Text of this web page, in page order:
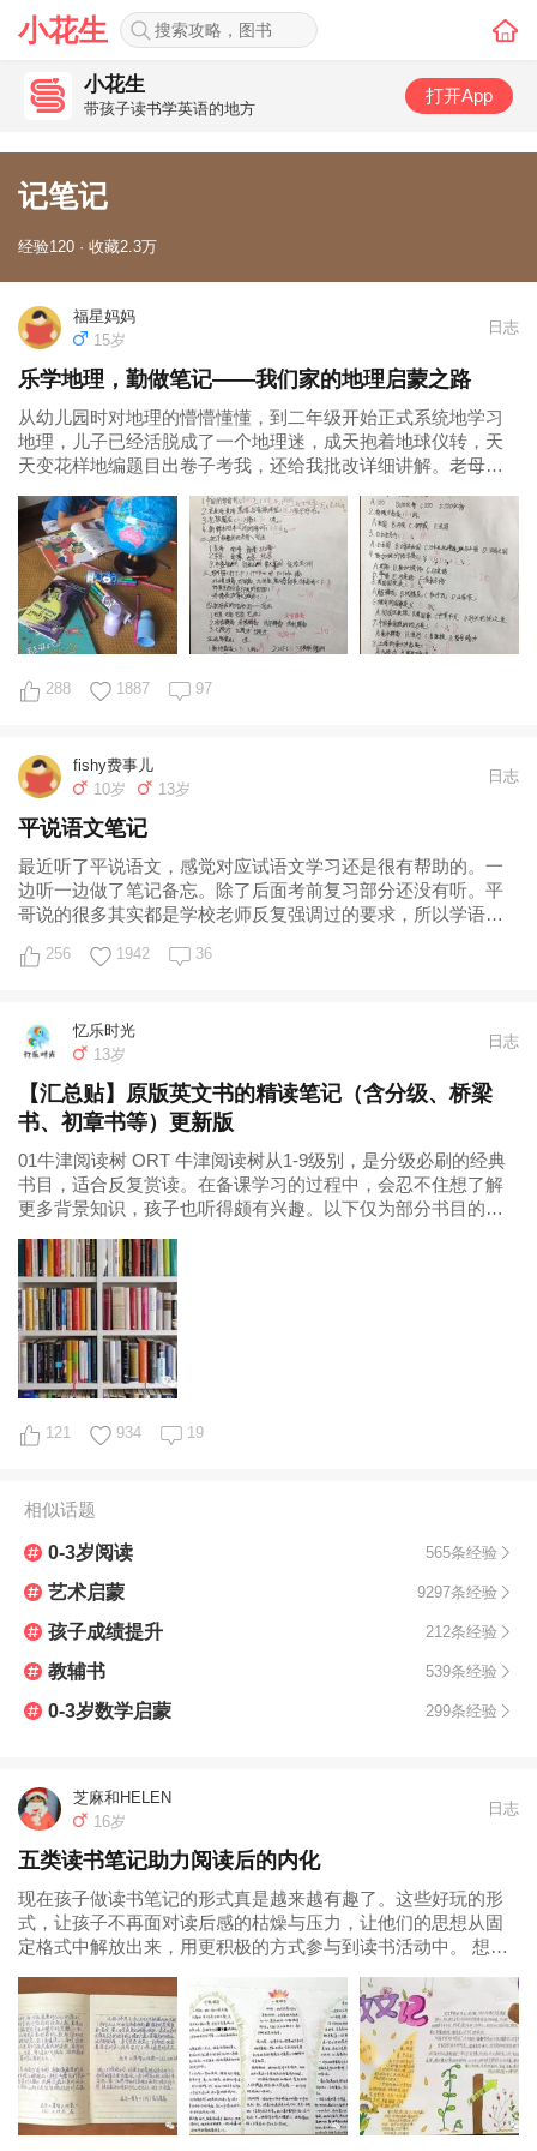
小花生
小花生
带孩子读书学英语的地方
打开App
记笔记
经验120 · 收藏2.3万
福星妈妈
15岁
日志
乐学地理，勤做笔记——我们家的地理启蒙之路
从幼儿园时对地理的懵懵懂懂，到二年级开始正式系统地学习
地理，儿子已经活脱成了一个地理迷，成天抱着地球仪转，天
天变花样地编题目出卷子考我，还给我批改详细讲解。老母亲
288 1887 97
fishy费事儿
10岁
13岁
日志
平说语文笔记
最近听了平说语文，感觉对应试语文学习还是很有帮助的。一
边听一边做了笔记备忘。除了后面考前复习部分还没有听。平
哥说的很多其实都是学校老师反复强调过的要求，所以学语文
256 1942 36
忆乐时光
13岁
日志
【汇总贴】原版英文书的精读笔记（含分级、桥梁
书、初章书等）更新版
​01牛津阅读树 ORT 牛津阅读树从1-9级别，是分级必刷的经典
书目，适合反复赏读。在备课学习的过程中，会忍不住想了解
更多背景知识，孩子也听得颇有兴趣。以下仅为部分书目的精
121 934 19
相似话题
0-3岁阅读 565条经验
艺术启蒙 9297条经验
孩子成绩提升 212条经验
教辅书 539条经验
0-3岁数学启蒙 299条经验
芝麻和HELEN
16岁
日志
五类读书笔记助力阅读后的内化
现在孩子做读书笔记的形式真是越来越有趣了。这些好玩的形
式，让孩子不再面对读后感的枯燥与压力，让他们的思想从固
定格式中解放出来，用更积极的方式参与到读书活动中。 想要